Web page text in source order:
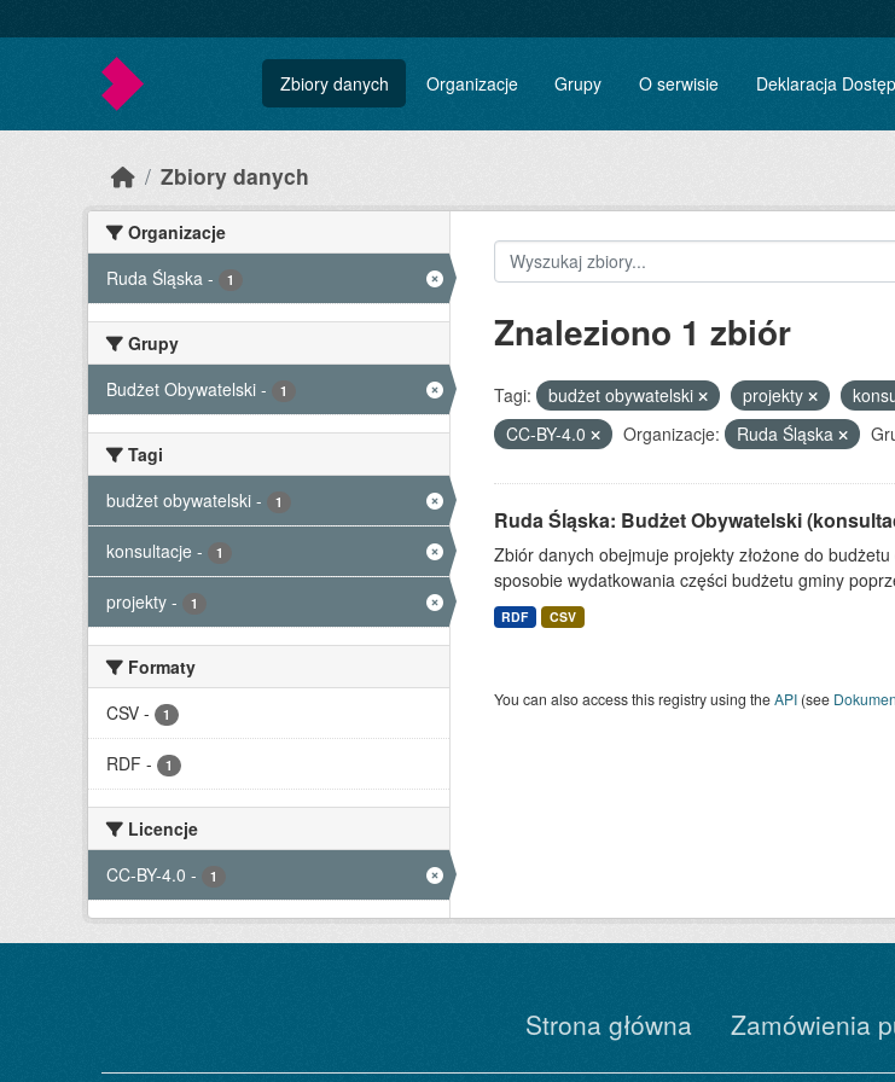
Zbiory danych Organizacje Grupy O serwisie Deklaracja
Zbiory danych
Organizacje
Ruda Śląska - 1
Grupy
Budżet Obywatelski - 1
Tagi
budżet obywatelski - 1
konsultacje - 1
projekty - 1
Formaty
CSV - 1
RDF - 1
Licencje
CC-BY-4.0 - 1
Znaleziono 1 zbiór
Tagi: budżet obywatelski projekty
CC-BY-4.0
Organizacje: Ruda Śląska
Ruda Śląska: Budżet Obywatelski
Zbiór danych obejmuje projekty złożone do
sposobie wydatkowania części budżetu gminy
RDF CSV
You can also access this registry using theAPI(see
Strona główna Zamówienia